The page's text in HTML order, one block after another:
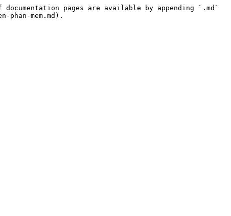
pages are available by appending `.md`
mem.md).